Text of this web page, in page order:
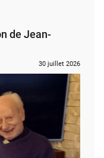
de Jean-
30 juillet 2026